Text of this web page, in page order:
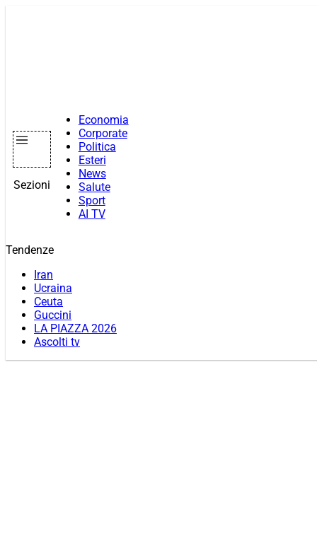
Sezioni
Economia
Corporate
Politica
Esteri
News
Salute
Sport
AI TV
Tendenze
Iran
Ucraina
Ceuta
Guccini
LA PIAZZA 2026
Ascolti tv